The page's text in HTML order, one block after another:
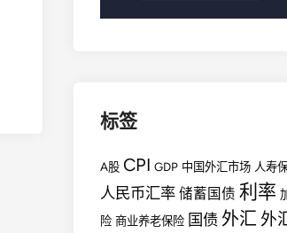
标签
A股 CPI GDP 中国外汇市场 人寿
人民币汇率 储蓄国债 利率
险 商业养老保险 国债 外汇 外